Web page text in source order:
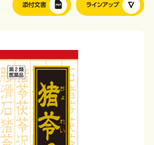
添付文書 ラインアップ